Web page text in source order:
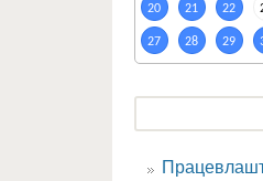
20 21 22
27 28 29